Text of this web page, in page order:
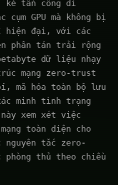
kẻ tấn công di
cụm GPU mà không bị
hiện đại, với các
phân tán trải rộng
dữ liệu nhạy
mạng zero-trust
mã hóa toàn bộ lưu
minh tình trạng
xem xét việc
toàn diện cho
nguyên tắc zero-
thủ theo chiều